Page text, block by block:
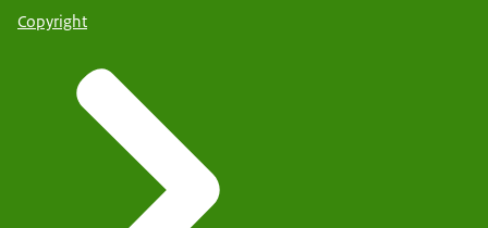
Copyright